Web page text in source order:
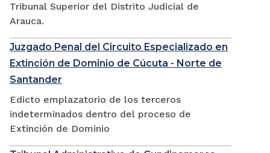
Tribunal Superior del Distrito Judicial de
Arauca.
Juzgado Penal del Circuito Especializado en
Extinción de Dominio de Cúcuta - Norte de
Santander
Edicto emplazatorio de los terceros
indeterminados dentro del proceso de
Extinción de Dominio